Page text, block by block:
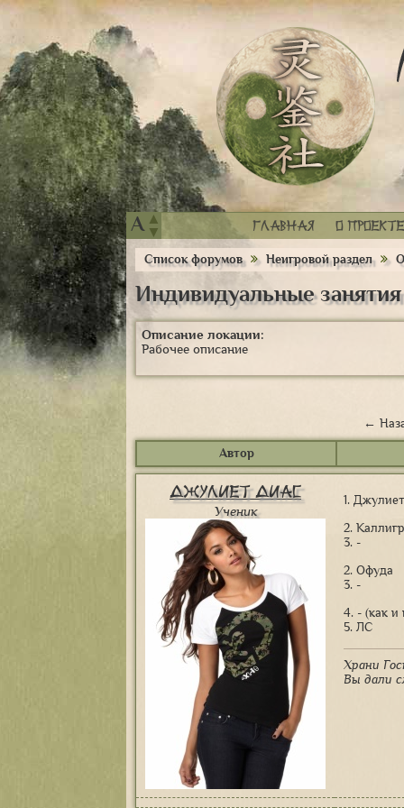
A ▲
▼ Главная О проекте
Список форумов Неигровой раздел
Индивидуальные занятия
Описание локации:
Рабочее описание
←
Автор
Джулиет Диас
Ученик
1.
2.
3. -
2. Офуда
3. -
4. - (как и
5. ЛС
Храни
Вы дали